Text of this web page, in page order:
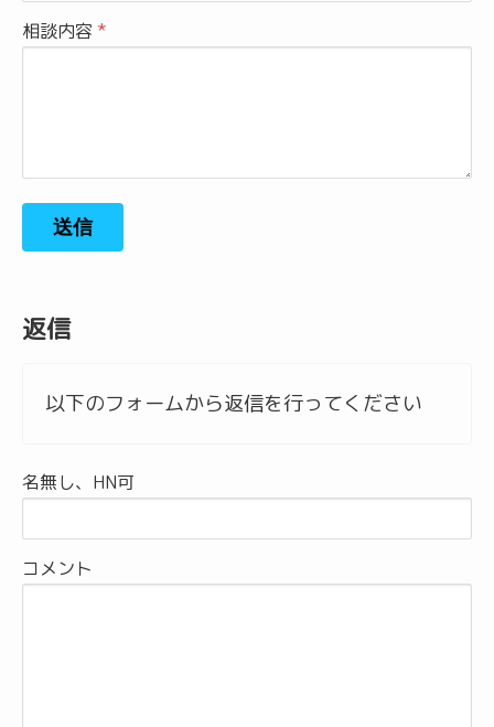
相談内容
送信
返信
以下のフォームから返信を行ってください
名無し、HN可
コメント